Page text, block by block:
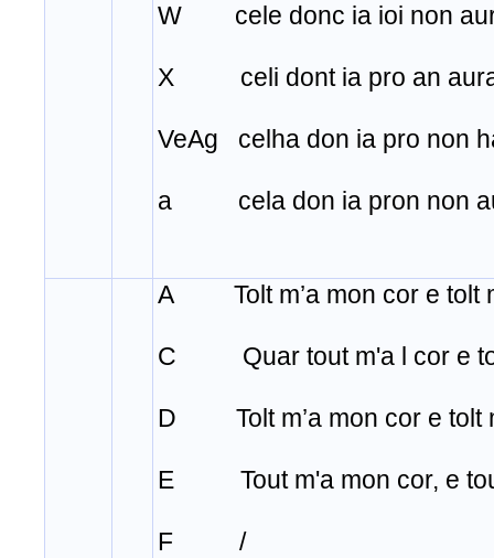
W cele donc ia ioi non
X celi dont ia pro an
VeAg celha don ia pro non
a cela don ia pron non
A Tolt m’a mon cor e tolt
C Quar tout m'a l cor e
D Tolt m’a mon cor e tolt
E Tout m'a mon cor, e
F /